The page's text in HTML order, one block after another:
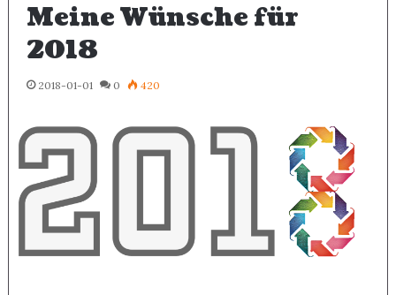
Meine Wünsche für
2018
2018-01-01 0 420